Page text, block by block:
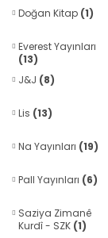
Doğan Kitap (1)
Everest Yayınları
(13)
J&J (8)
Lis (13)
Na Yayınları (19)
Pall Yayınları (6)
Saziya Zimanê
Kurdî - SZK (1)